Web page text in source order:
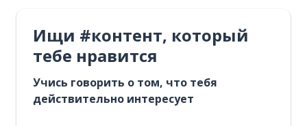
Ищи #контент, который
тебе нравится
Учись говорить о том, что тебя
действительно интересует